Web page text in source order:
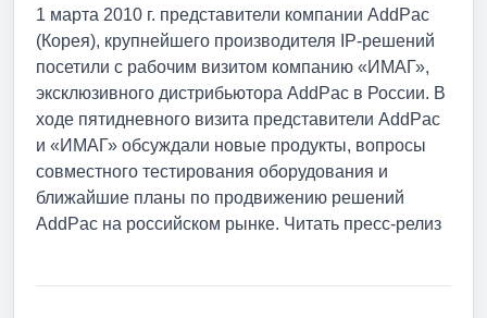
1 марта 2010 г. представители компании AddPac
(Корея), крупнейшего производителя IP-решений
посетили с рабочим визитом компанию «ИМАГ»,
эксклюзивного дистрибьютора AddPac в России. В
ходе пятидневного визита представители AddPac
и «ИМАГ» обсуждали новые продукты, вопросы
совместного тестирования оборудования и
ближайшие планы по продвижению решений
AddPac на российском рынке. Читать пресс-релиз